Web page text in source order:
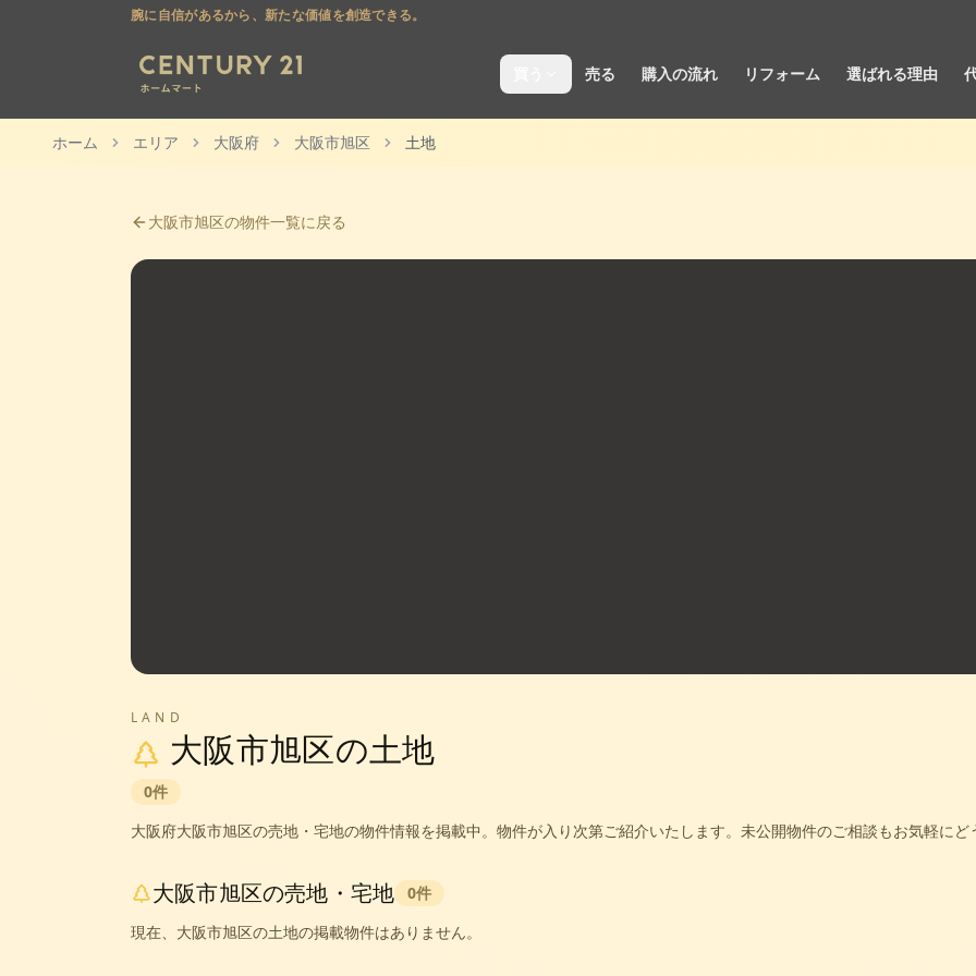
腕に自信があるから、新たな価値を創造できる。
売る 購入の流れ リフォーム 選ばれる理由
ホーム エリア 大阪府 大阪市旭区 土地
大阪市旭区の物件一覧に戻る
LAND
大阪市旭区の土地
0件
大阪府大阪市旭区の売地・宅地の物件情報を掲載中。 物件が入り次第ご紹介いたします。未公開物件のご相談もお気軽にど
大阪市旭区の売地・宅地 0件
現在、 大阪市旭区の土地の掲載物件はありません。